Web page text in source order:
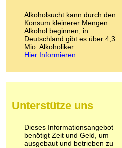
LSD
Marihuana
Medikamente
Meskalin
Metamphetamin
Methadon
Pilze
Psychopharmaka
Schlafmittel
Schmerzmittel
Alkoholsucht kann durch den
Konsum kleinerer Mengen
Alkohol beginnen, in
Deutschland gibt es über 4,3
Mio. Alkoholiker.
Hier Informieren ...
Unterstütze uns
Dieses Informationsangebot
benötigt Zeit und Geld, um
ausgebaut und betrieben zu